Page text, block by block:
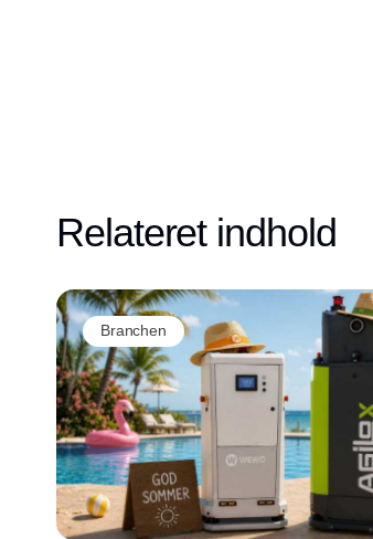
Relateret indhold
Branchen